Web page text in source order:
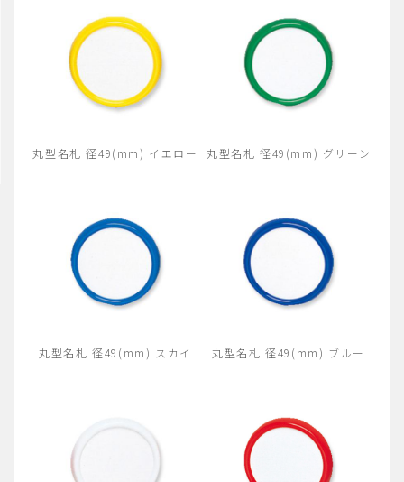
丸型名札 径49(mm) イエロー 丸型名札 径49(mm) グリーン
丸型名札 径49(mm) スカイ 丸型名札 径49(mm) ブルー